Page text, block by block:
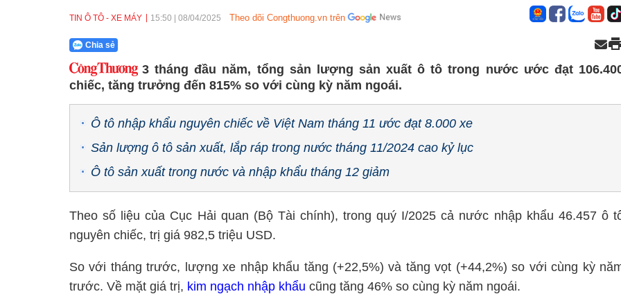
TIN Ô TÔ - XE MÁY 15:50 08/04/2025 Theo dõi Congthuong.vn trên
Chia sẻ
3 tháng đầu năm, tổng sản lượng sản xuất ô tô trong nước ước đạt
chiếc, tăng trưởng đến 815% so với cùng kỳ năm ngoái.
Ô tô nhập khẩu nguyên chiếc về Việt Nam tháng 11 ước đạt 8.000 xe
Sản lượng ô tô sản xuất, lắp ráp trong nước tháng 11/2024 cao kỷ lục
Ô tô sản xuất trong nước và nhập khẩu tháng 12 giảm
Theo số liệu của Cục Hải quan (Bộ Tài chính), trong quý I/2025 cả nước nhập khẩu 46.457 ô
nguyên chiếc, trị giá 982,5 triệu USD.
So với tháng trước, lượng xe nhập khẩu tăng (+22,5%) và tăng vọt (+44,2%) so với cùng kỳ
trước. Về mặt giá trị, kim ngạch nhập khẩu cũng tăng 46% so cùng kỳ năm ngoái.